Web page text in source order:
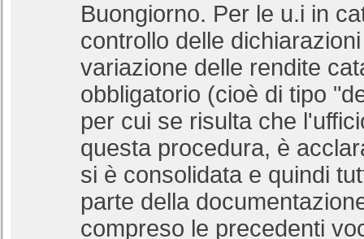
Buongiorno. Per le u.i in
controllo delle
variazione delle rendite
obbligatorio (cioè di tipo
per cui se risulta che
questa procedura, è
si è consolidata e quindi
parte della
compreso le precedenti